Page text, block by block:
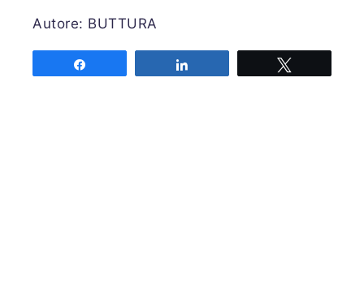
Autore: BUTTURA